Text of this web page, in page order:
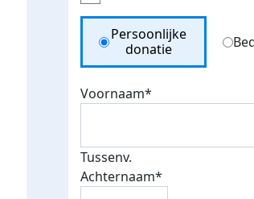
Donation Type
Persoonlijke
donatie
Voornaam*
Tussenv.
Achternaam*